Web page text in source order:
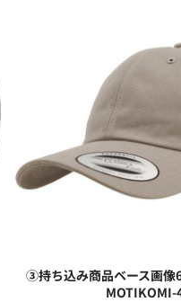
③持ち込み商品ベース画像
MOTIKOMI-